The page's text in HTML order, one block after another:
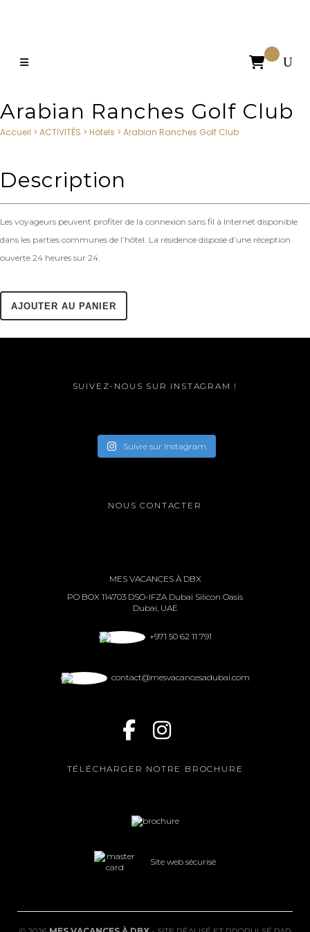

Arabian Ranches Golf Club
Accueil > ACTIVITÉS > Hôtels > Arabian Ranches Golf Club
Description
Les voyageurs peuvent profiter de la connexion sans fil à Internet disponible
dans les parties communes de l’hôtel. La résidence dispose d’une réception
ouverte 24 heures sur 24.
AJOUTER AU PANIER
SUIVEZ-NOUS SUR INSTAGRAM !
Suivre sur Instagram
NOUS CONTACTER
MES VACANCES À DBX
PO BOX 114703 DSO-IFZA Dubai Silicon Oasis
Dubai, UAE
+971 50 62 11 791
contact@mesvacancesadubai.com
TÉLÉCHARGER NOTRE BROCHURE
Site web sécurisé